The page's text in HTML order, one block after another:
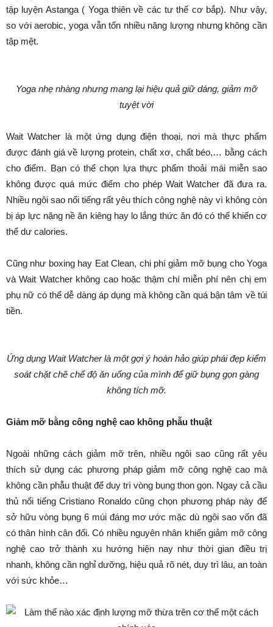
tập luyện Astanga ( Yoga thiên về các tư thế cơ bắp). Như vậy,
so với aerobic, yoga vẫn tốn nhiều năng lượng nhưng không cần
tập mệt.
Yoga nhẹ nhàng nhưng mang lại hiệu quả giữ dáng, giảm mỡ
tuyệt vời
Wait Watcher là một ứng dụng điện thoại, nơi mà thực phẩm
được đánh giá về lượng protein, chất xơ, chất béo,… bằng cách
cho điểm. Bạn có thể chọn lựa thực phẩm thoải mái miễn sao
không được quá mức điểm cho phép Wait Watcher đã đưa ra.
Nhiều ngôi sao nổi tiếng rất yêu thích công nghệ này vì không còn
bị áp lực nặng nề ăn kiêng hay lo lắng thức ăn đó có thể khiến cơ
thể dư calories.
Cũng như boxing hay Eat Clean, chi phí giảm mỡ bụng cho Yoga
và Wait Watcher không cao hoặc thậm chí miễn phí nên chị em
phụ nữ có thể dễ dàng áp dụng mà không cần quá bận tâm về túi
tiền.
Ứng dụng Wait Watcher là một gợi ý hoàn hảo giúp phái đẹp kiểm
soát chặt chẽ chế độ ăn uống của mình để giữ bụng gọn gàng
không tích mỡ.
Giảm mỡ bằng công nghệ cao không phẫu thuật
Ngoài những cách giảm mỡ trên, nhiều ngôi sao cũng rất yêu
thích sử dụng các phương pháp giảm mỡ công nghệ cao mà
không cần phẫu thuật để duy trì vòng bụng thon gọn. Ngay cả cầu
thủ nổi tiếng Cristiano Ronaldo cũng chọn phương pháp này để
sở hữu vòng bụng 6 múi đáng mơ ước mặc dù ngôi sao vốn đã
có thân hình cân đối. Có nhiều nguyên nhân khiến giảm mỡ công
nghệ cao trở thành xu hướng hiện nay như thời gian điều trị
nhanh, không cần nghỉ dưỡng, hiệu quả rõ nét, duy trì lâu, an toàn
với sức khỏe…